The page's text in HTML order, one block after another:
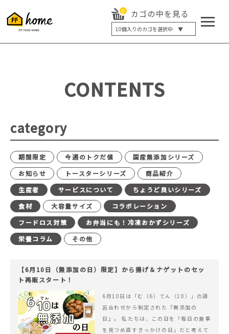
0 カゴの中を見る
10個入りのカゴを選択中 ▼
5個入り
20個入り
最大12%OFF
CONTENTS
category
期間限定 今週のトクだ値
国産無添加シリーズ
お知らせ
トースターシリーズ
商品紹介
生産者
サービスについて
ちょうど良いシリーズ
食材
大容量サイズ
コラボレーション
フードロス対策
お弁当にも！冷凍おかずシリーズ
栄養コラム
その他
【6月10日（無添加の日）限定】から揚げ＆ナゲットのセッ
ト再販スタート！
6月10日は「む（6）てん（10）」の語
呂合わせから制定された『無添加の
日』。 私たちは、この日を「毎日の食事
を見つめ直すきっかけの日」だと考えて